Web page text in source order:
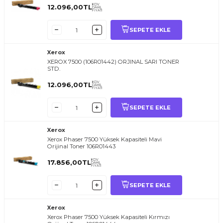
12.096,00TLKDV
DAHİL
FİYATI
SEPETE EKLE
Xerox
XEROX 7500 (106R01442) ORJINAL SARI TONER
STD.
12.096,00TLKDV
DAHİL
FİYATI
SEPETE EKLE
Xerox
Xerox Phaser 7500 Yüksek Kapasiteli Mavi
Orijinal Toner 106R01443
17.856,00TLKDV
DAHİL
FİYATI
SEPETE EKLE
Xerox
Xerox Phaser 7500 Yüksek Kapasiteli Kırmızı